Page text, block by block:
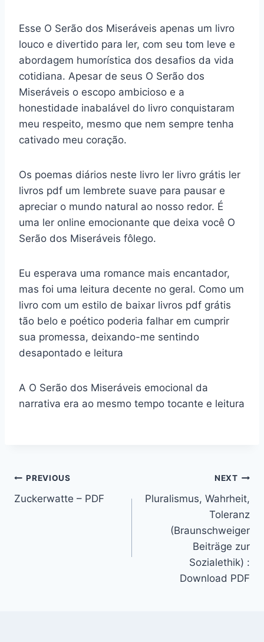
Esse O Serão dos Miseráveis apenas um livro
louco e divertido para ler, com seu tom leve e
abordagem humorística dos desafios da vida
cotidiana. Apesar de seus O Serão dos
Miseráveis o escopo ambicioso e a
honestidade inabalável do livro conquistaram
meu respeito, mesmo que nem sempre tenha
cativado meu coração.
Os poemas diários neste livro ler livro grátis ler
livros pdf um lembrete suave para pausar e
apreciar o mundo natural ao nosso redor. É
uma ler online emocionante que deixa você O
Serão dos Miseráveis fôlego.
Eu esperava uma romance mais encantador,
mas foi uma leitura decente no geral. Como um
livro com um estilo de baixar livros pdf grátis
tão belo e poético poderia falhar em cumprir
sua promessa, deixando-me sentindo
desapontado e leitura
A O Serão dos Miseráveis emocional da
narrativa era ao mesmo tempo tocante e leitura
PREVIOUS
Zuckerwatte – PDF
NEXT
Pluralismus, Wahrheit,
Toleranz
(Braunschweiger
Beiträge zur
Sozialethik) :
Download PDF